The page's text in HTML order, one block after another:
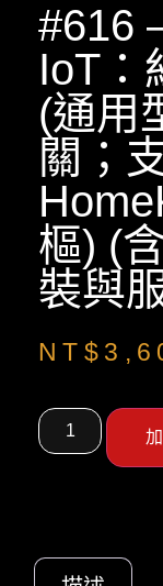
#616
IoT：
(通用
關；
樞) (
裝與
NT$